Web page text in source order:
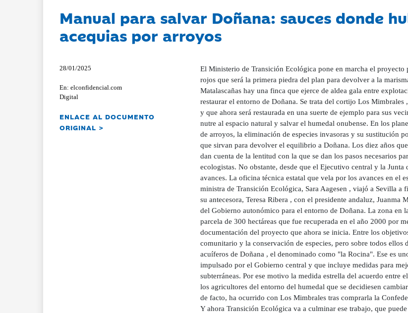
Manual para salvar Doñana: sauces donde
acequias por arroyos
28/01/2025
En: elconfidencial.com
Digital
ENLACE AL DOCUMENTO
ORIGINAL >
El Ministerio de Transición Ecológica pone en marcha el
rojos que será la primera piedra del plan para devolver a la
Matalascañas hay una finca que ejerce de aldea gala entre
restaurar el entorno de Doñana. Se trata del cortijo Los
y que ahora será restaurada en una suerte de ejemplo para sus
nutre al espacio natural y salvar el humedal onubense. En los
de arroyos, la eliminación de especies invasoras y su sustitución
que sirvan para devolver el equilibrio a Doñana. Los diez años
dan cuenta de la lentitud con la que se dan los pasos necesarios
ecologistas. No obstante, desde que el Ejecutivo central y la
avances. La oficina técnica estatal que vela por los avances en el
ministra de Transición Ecológica, Sara Aagesen , viajó a Sevilla
su antecesora, Teresa Ribera , con el presidente andaluz,
del Gobierno autonómico para el entorno de Doñana. La zona en
parcela de 300 hectáreas que fue recuperada en el año 2000 por
documentación del proyecto que ahora se inicia. Entre los
comunitario y la conservación de especies, pero sobre todos ellos
acuíferos de Doñana , el denominado como "la Rocina". Ese es
impulsado por el Gobierno central y que incluye medidas para
subterráneas. Por ese motivo la medida estrella del acuerdo entre
los agricultores del entorno del humedal que se decidiesen
de facto, ha ocurrido con Los Mimbrales tras comprarla la
Y ahora Transición Ecológica va a culminar ese trabajo, que